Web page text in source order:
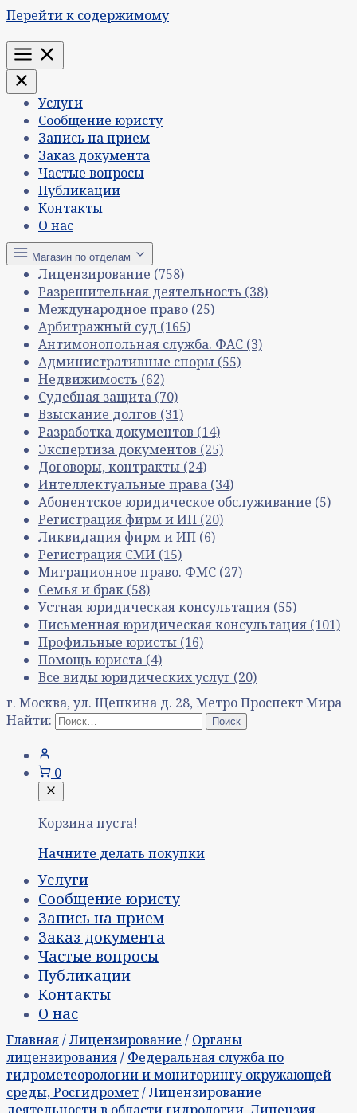
Перейти к содержимому
Меню
Услуги
Сообщение юристу
Запись на прием
Заказ документа
Частые вопросы
Публикации
Контакты
О нас
Магазин по отделам
Лицензирование (758)
Разрешительная деятельность (38)
Международное право (25)
Арбитражный суд (165)
Антимонопольная служба. ФАС (3)
Административные споры (55)
Недвижимость (62)
Судебная защита (70)
Взыскание долгов (31)
Разработка документов (14)
Экспертиза документов (25)
Договоры, контракты (24)
Интеллектуальные права (34)
Абонентское юридическое обслуживание (5)
Регистрация фирм и ИП (20)
Ликвидация фирм и ИП (6)
Регистрация СМИ (15)
Миграционное право. ФМС (27)
Семья и брак (58)
Устная юридическая консультация (55)
Письменная юридическая консультация (101)
Профильные юристы (16)
Помощь юриста (4)
Все виды юридических услуг (20)
г. Москва, ул. Щепкина д. 28, Метро Проспект Мира
Найти:
0
Корзина пуста!
Начните делать покупки
Услуги
Сообщение юристу
Запись на прием
Заказ документа
Частые вопросы
Публикации
Контакты
О нас
Главная/Лицензирование / Органы
лицензирования/ Федеральная служба по
гидрометеорологии и мониторингу окружающей
среды, Росгидромет/ Лицензирование